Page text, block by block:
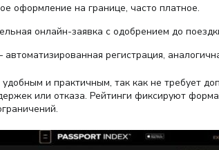
оформление на границе, часто платное.
онлайн-заявка с одобрением до
регистрация,
и практичным, так как не требует
или отказа. Рейтинги фиксируют